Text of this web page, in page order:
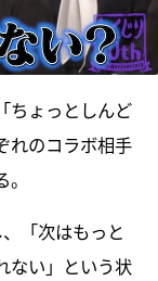
ちょっとしんど
れのコラボ相手
「次はもっと
ない」という状